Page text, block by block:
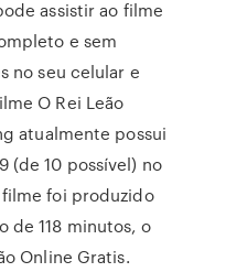
assistir ao filme
e sem
no seu celular e
O Rei Leão
atualmente possui
(de 10 possível) no
filme foi produzido
de 118 minutos, o
Online Gratis.